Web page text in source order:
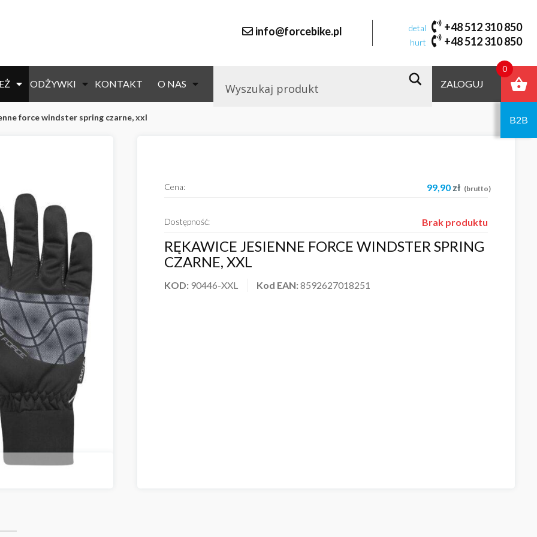
info@forcebike.pl detal +48 512 310 850
hurt +48 512 310 850
ODŻYWKI KONTAKT O NAS ZALOGUJ
B2B
force windster spring czarne, xxl
RĘKAWICE JESIENNE FORCE WINDSTER SPRING
CZARNE, XXL
KOD: 90446-XXL Kod EAN:8592627018251
Cena: 99,90 zł (brutto)
Dostępność: Brak produktu
0